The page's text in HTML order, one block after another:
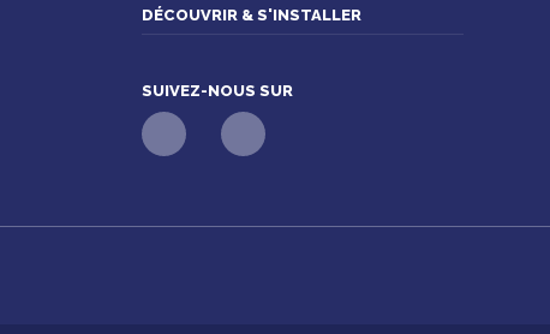
DÉCOUVRIR & S'INSTALLER
SUIVEZ-NOUS SUR